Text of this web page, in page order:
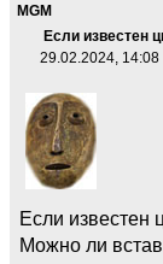
MGM
Если известен
29.02.2024, 14:08
Если известен
Можно ли